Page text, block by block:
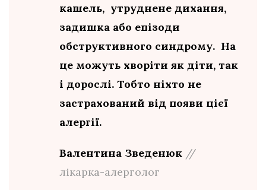
кашель, утруднене дихання,
задишка або епізоди
обструктивного синдрому. На
це можуть хворіти як діти, так
і дорослі. Тобто ніхто не
застрахований від появи цієї
алергії.
Валентина Зведенюк //
лікарка-алерголог